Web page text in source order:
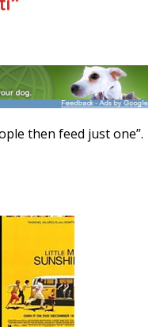
then feed just one”.